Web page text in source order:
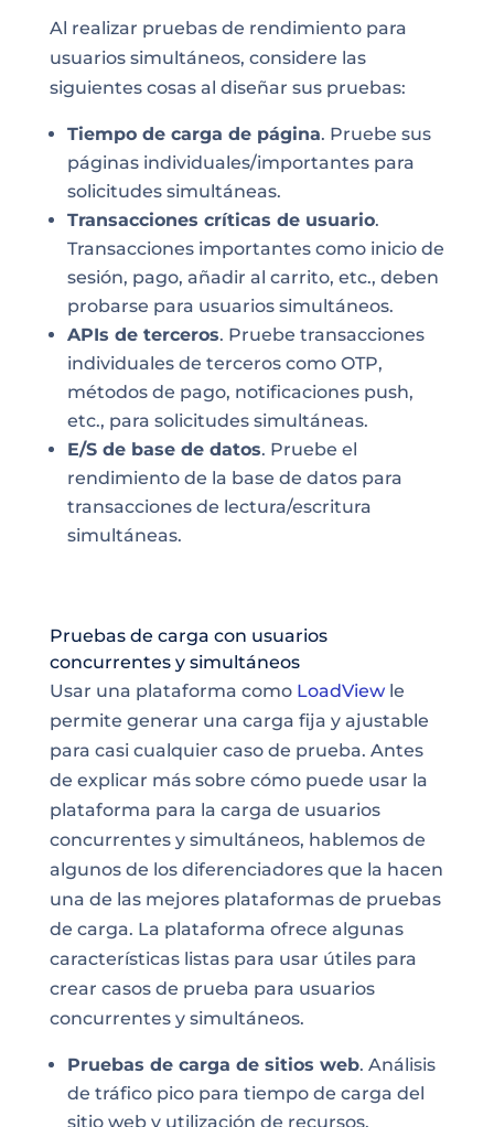
Al realizar pruebas de rendimiento para
usuarios simultáneos, considere las
siguientes cosas al diseñar sus pruebas:
Tiempo de carga de página. Pruebe sus
páginas individuales/importantes para
solicitudes simultáneas.
Transacciones críticas de usuario.
Transacciones importantes como inicio de
sesión, pago, añadir al carrito, etc., deben
probarse para usuarios simultáneos.
APIs de terceros. Pruebe transacciones
individuales de terceros como OTP,
métodos de pago, notificaciones push,
etc., para solicitudes simultáneas.
E/S de base de datos. Pruebe el
rendimiento de la base de datos para
transacciones de lectura/escritura
simultáneas.
Pruebas de carga con usuarios
concurrentes y simultáneos
Usar una plataforma como LoadViewle
permite generar una carga fija y ajustable
para casi cualquier caso de prueba. Antes
de explicar más sobre cómo puede usar la
plataforma para la carga de usuarios
concurrentes y simultáneos, hablemos de
algunos de los diferenciadores que la hacen
una de las mejores plataformas de pruebas
de carga. La plataforma ofrece algunas
características listas para usar útiles para
crear casos de prueba para usuarios
concurrentes y simultáneos.
Pruebas de carga de sitios web. Análisis
de tráfico pico para tiempo de carga del
sitio web y utilización de recursos.